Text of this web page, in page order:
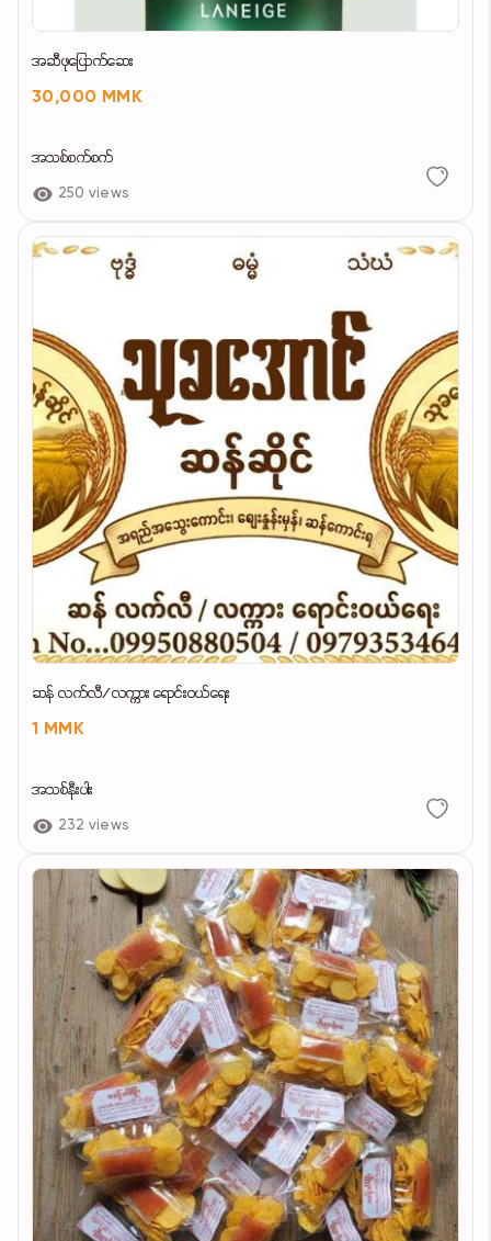
အဆီဖုပြောက်ဆေး
30,000 MMK
အသစ်စက်စက်
250 views
ဆန် လက်လီ/လက္ကား ရောင်းဝယ်ရေး
1 MMK
အသစ်နီးပါး
232 views